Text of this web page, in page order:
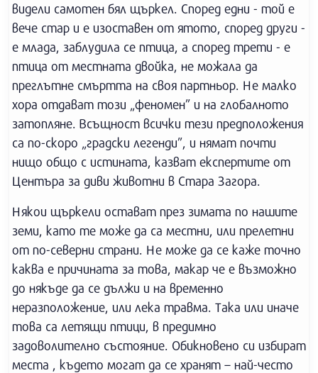
видели самотен бял щъркел. Според едни - той е
вече стар и е изоставен от ятото, според други -
е млада, заблудила се птица, а според трети - е
птица от местната двойка, не можала да
преглътне смъртта на своя партньор. Не малко
хора отдават този „феномен” и на глобалното
затопляне. Всъщност всички тези предположения
са по-скоро „градски легенди”, и нямат почти
нищо общо с истината, казват експертите от
Центъра за диви животни в Стара Загора.
Някои щъркели остават през зимата по нашите
земи, като те може да са местни, или прелетни
от по-северни страни. Не може да се каже точно
каква е причината за това, макар че е възможно
до някъде да се дължи и на временно
неразположение, или лека травма. Така или иначе
това са летящи птици, в предимно
задоволително състояние. Обикновено си избират
места , където могат да се хранят – най-често